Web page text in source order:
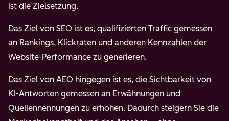
ist die Zielsetzung.
Das Ziel von SEO ist es, qualifizierten Traffic gemessen
an Rankings, Klickraten und anderen Kennzahlen der
Website-Performance zu generieren.
Das Ziel von AEO hingegen ist es, die Sichtbarkeit von
KI-Antworten gemessen an Erwähnungen und
Quellennennungen zu erhöhen. Dadurch steigern Sie die